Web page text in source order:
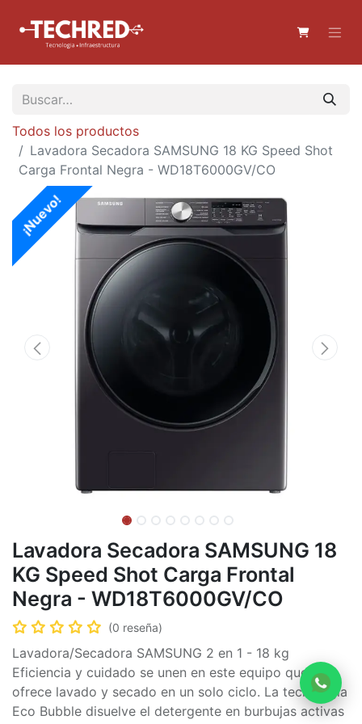
Todos los productos
Lavadora Secadora SAMSUNG 18 KG Speed Shot
Carga Frontal Negra - WD18T6000GV/CO
¡Nuevo!
Lavadora Secadora SAMSUNG 18
KG Speed Shot Carga Frontal
Negra - WD18T6000GV/CO
(0 reseña)
Lavadora/Secadora SAMSUNG 2 en 1 - 18 kg
Eficiencia y cuidado se unen en este equipo que
ofrece lavado y secado en un solo ciclo. La tecnología
Eco Bubble disuelve el detergente en burbujas activas